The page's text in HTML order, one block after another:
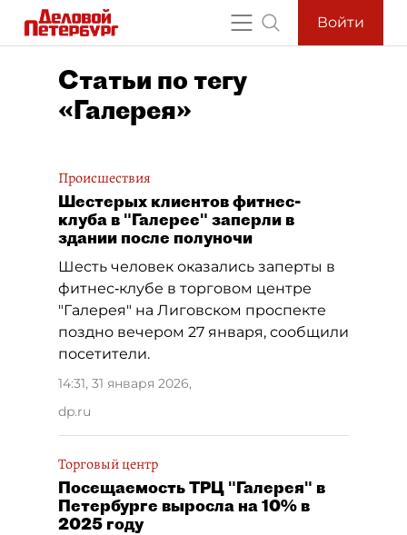
Войти
Статьи по тегу
«Галерея»
Происшествия
Шестерых клиентов фитнес-
клуба в "Галерее" заперли в
здании после полуночи
Шесть человек оказались заперты в
фитнес‑клубе в торговом центре
"Галерея" на Лиговском проспекте
поздно вечером 27 января, сообщили
посетители.
14:31, 31 января 2026,
dp.ru
Торговый центр
Посещаемость ТРЦ "Галерея" в
Петербурге выросла на 10% в
2025 году